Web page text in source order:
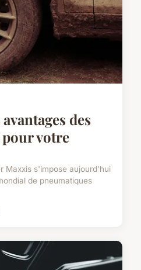
des
votre
Maxxis s'impose aujourd'hui
de pneumatiques